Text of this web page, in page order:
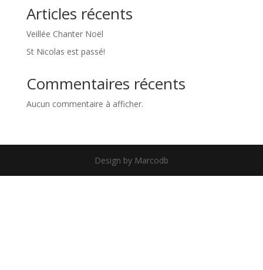
Articles récents
Veillée Chanter Noël
St Nicolas est passé!
Commentaires récents
Aucun commentaire à afficher.
Design by Marcodb